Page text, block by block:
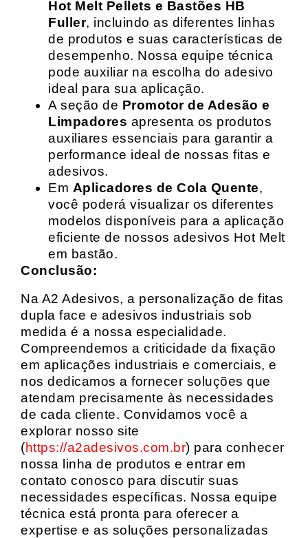
Hot Melt Pellets e Bastões HB
Fuller, incluindo as diferentes linhas
de produtos e suas características de
desempenho. Nossa equipe técnica
pode auxiliar na escolha do adesivo
ideal para sua aplicação.
A seção de Promotor de Adesão e
Limpadores apresenta os produtos
auxiliares essenciais para garantir a
performance ideal de nossas fitas e
adesivos.
Em Aplicadores de Cola Quente,
você poderá visualizar os diferentes
modelos disponíveis para a aplicação
eficiente de nossos adesivos Hot Melt
em bastão.
Conclusão:
Na A2 Adesivos, a personalização de fitas
dupla face e adesivos industriais sob
medida é a nossa especialidade.
Compreendemos a criticidade da fixação
em aplicações industriais e comerciais, e
nos dedicamos a fornecer soluções que
atendam precisamente às necessidades
de cada cliente. Convidamos você a
explorar nosso site
(https://a2adesivos.com.br) para conhecer
nossa linha de produtos e entrar em
contato conosco para discutir suas
necessidades específicas. Nossa equipe
técnica está pronta para oferecer a
expertise e as soluções personalizadas